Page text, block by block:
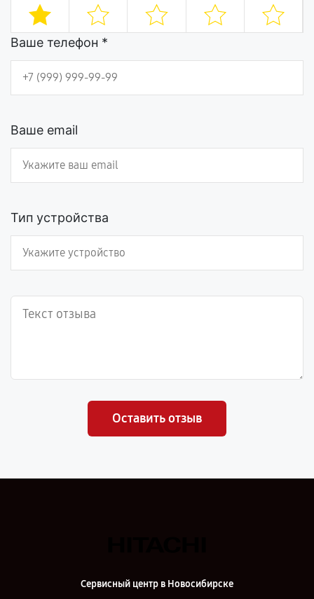
Ваше телефон *
Ваше email
Тип устройства
Оставить отзыв
Сервисный центр в Новосибирске